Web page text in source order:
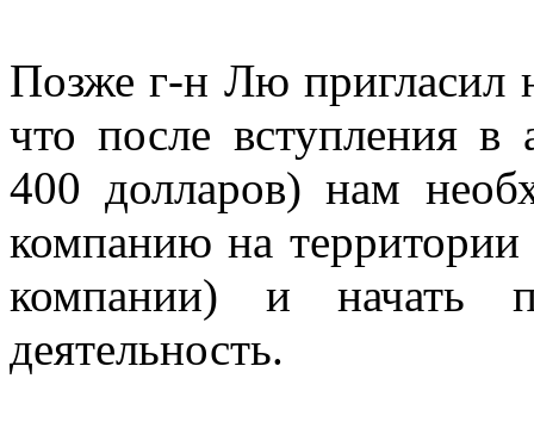
Позже г-н Лю пригласил
что после вступления
400 долларов) нам
компанию на
компании) и начать
деятельность.